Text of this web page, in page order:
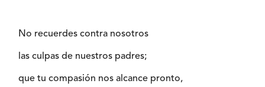
No recuerdes contra nosotros
las culpas de nuestros padres;
que tu compasión nos alcance pronto,